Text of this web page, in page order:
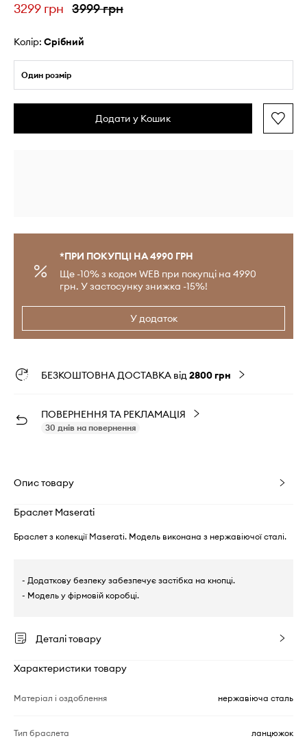
3299 грн 3999 грн
Колір: срібний
Один розмір
Додати у Кошик
*ПРИ ПОКУПЦІ НА 4990 ГРН
Ще -10% з кодом WEB при покупці на 4990
грн. У застосунку знижка -15%!
У додаток
БЕЗКОШТОВНА ДОСТАВКА від2800 грн
ПОВЕРНЕННЯ ТА РЕКЛАМАЦІЯ
30 днів на повернення
Опис товару
Браслет Maserati
Браслет з колекції Maserati. Модель виконана з нержавіючої сталі.
- Додаткову безпеку забезпечує застібка на кнопці.
- Модель у фірмовій коробці.
Деталі товару
Характеристики товару
Матеріал і оздоблення нержавіюча сталь
Тип браслета ланцюжок